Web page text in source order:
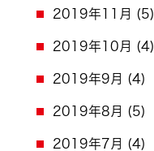
2019年11月 (5)
2019年10月 (4)
2019年9月 (4)
2019年8月 (5)
2019年7月 (4)